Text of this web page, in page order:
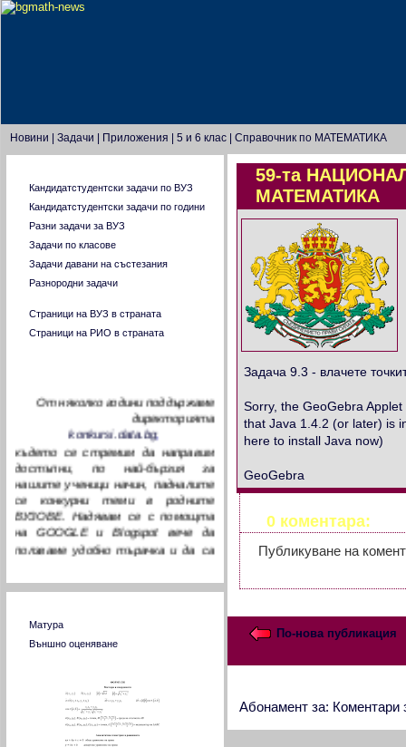
Новини Задачи Приложения 5 и 6 клас Справочник по МАТЕМАТИКА
Кандидатстудентски задачи по ВУЗ
Кандидатстудентски задачи по години
Разни задачи за ВУЗ
Задачи по класове
Задачи давани на състезания
Разнородни задачи
Страници на ВУЗ в страната
Страници на РИО в страната
От няколко години поддържаме
директорията
konkursi.data.bg,
където се стремим да направим
достъпни, по най-бързия за
нашите ученици начин, падналите
се конкурни теми в родните
ВУЗОВЕ. Надявам се с помощта
на GOOGLE и Blogspot вече да
ползваме удобно търачка и да са
възможни коментари към
изминалото време много деца от
файловете ни и доста от тях ни
писаха своите въпроси, на които
ентусиазъм и вашите коментари
достигнем до истината за
училищната ни математика!
сем. Борджукови
Матура
Външно оценяване
59-та
МАТЕМАТИКА
Задача 9.3 - влачете
Sorry, the GeoGebra
that Java 1.4.2 (or later) is
here to install Java now)
GeoGebra
0 коментара:
Публикуване на
По-нова публикация
Абонамент за: Коментари